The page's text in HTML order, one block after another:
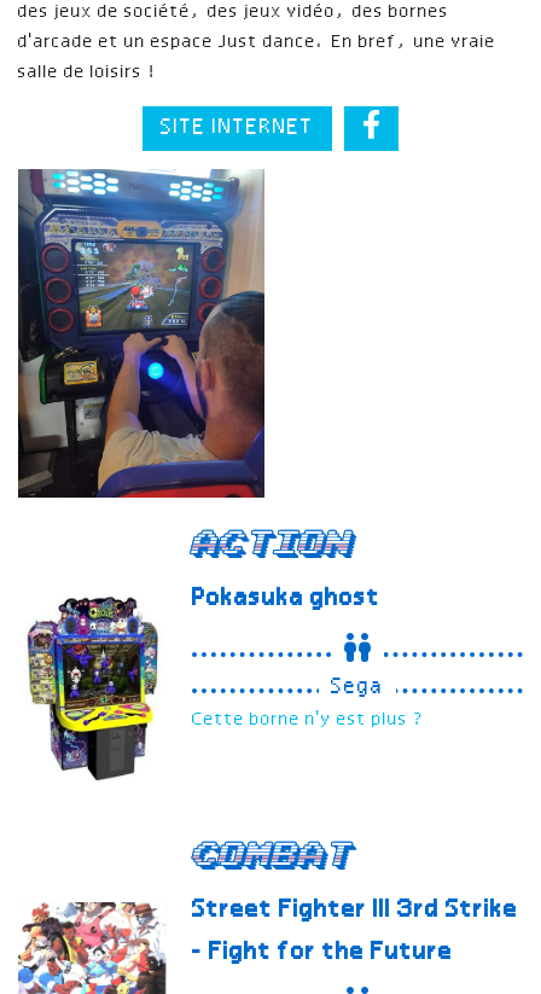
des jeux de société, des jeux vidéo, des bornes
d'arcade et un espace Just dance. En bref, une vraie
salle de loisirs !
SITE INTERNET
Action
Pokasuka ghost
Sega
Cette borne n'y est plus ?
Combat
Street Fighter III3rd Strike
- Fight for the Future